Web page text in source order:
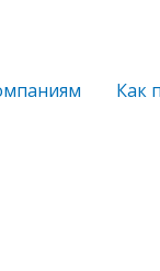
Как